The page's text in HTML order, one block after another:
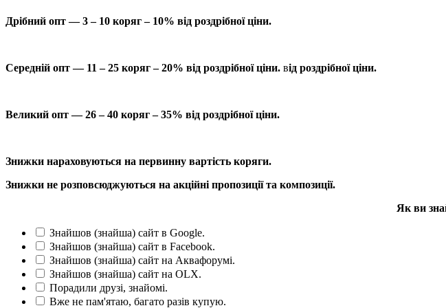
Дрібний опт — 3 – 10 коряг – 10% від роздрібної ціни.
Середній опт — 11 – 25 коряг – 20% від роздрібної ціни. від роздрібної ціни.
Великий опт — 26 – 40 коряг – 35% від роздрібної ціни.
Знижки нараховуються на первинну вартість коряги.
Знижки не розповсюджуються на акційні пропозиції та композиції.
Як ви
Знайшов (знайша) сайт в Google.
Знайшов (знайша) сайт в Facebook.
Знайшов (знайша) сайт на Аквафорумі.
Знайшов (знайша) сайт на OLX.
Порадили друзі, знайомі.
Вже не пам'ятаю, багато разів купую.